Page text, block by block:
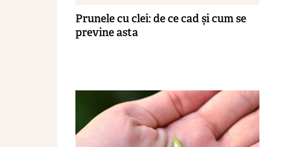
Prunele cu clei: de ce cad și cum se
previne asta